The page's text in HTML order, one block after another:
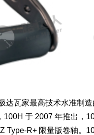
达瓦家最高技术水准制
于 2007 年推出，
Type-R+ 限量版卷轴。